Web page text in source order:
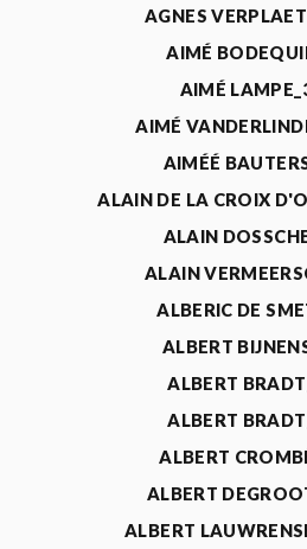
AGNES
AIMÉ
AIMÉ
AIMÉ
AIMÉÉ
ALAIN DE LA CROIX
ALAIN
ALAIN
ALBERIC DE
ALBERT
ALBERT
ALBERT
ALBERT
ALBERT
ALBERT